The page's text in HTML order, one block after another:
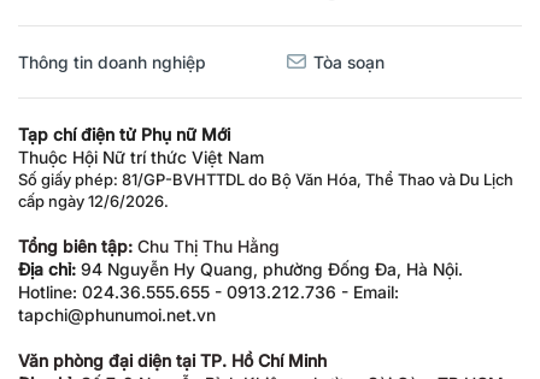
Thông tin doanh nghiệp Tòa soạn
Tạp chí điện tử Phụ nữ Mới
Thuộc Hội Nữ trí thức Việt Nam
Số giấy phép: 81/GP-BVHTTDL do Bộ Văn Hóa, Thể Thao và Du Lịch
cấp ngày 12/6/2026.
Tổng biên tập: Chu Thị Thu Hằng
Địa chỉ: 94 Nguyễn Hy Quang, phường Đống Đa, Hà Nội.
Hotline: 024.36.555.655 - 0913.212.736 - Email:
tapchi@phunumoi.net.vn
Văn phòng đại diện tại TP. Hồ Chí Minh